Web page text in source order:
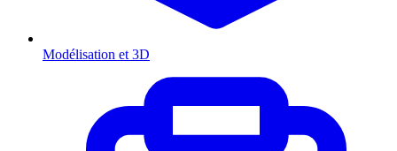
Modélisation et 3D